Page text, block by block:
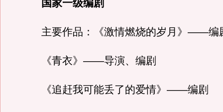
国家一级编剧
主要作品：《激情燃烧的岁月》——编
《青衣》——导演、编剧
《追赶我可能丢了的爱情》——编剧